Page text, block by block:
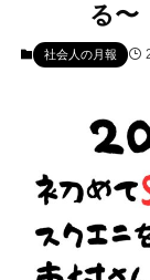
る〜
社会人の月報